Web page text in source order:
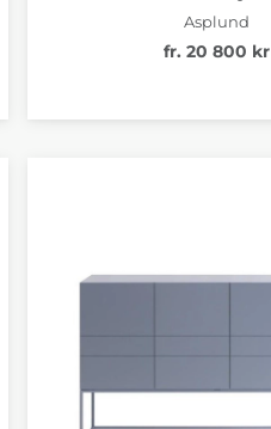
Asplund
fr. 20 800 kr